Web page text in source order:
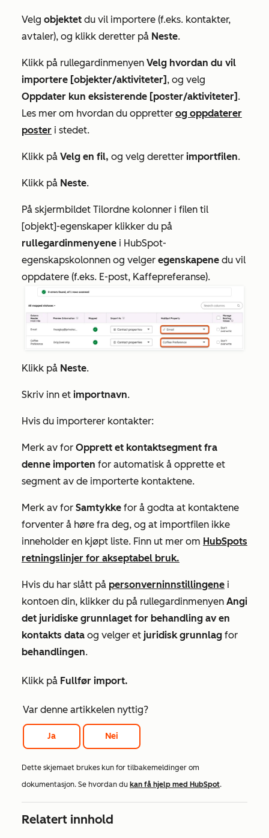
Velg objektet du vil importere (f.eks. kontakter,
avtaler), og klikk deretter på Neste.
Klikk på rullegardinmenyen Velg hvordan du vil
importere [objekter/aktiviteter] , og velg
Oppdater kun eksisterende [poster/aktiviteter] .
Les mer om hvordan du oppretter og oppdaterer
poster i stedet.
Klikk på Velg en fil, og velg deretter importfilen.
Klikk på Neste.
På skjermbildet Tilordne kolonner i filen til
[objekt]-egenskaper klikker du på
rullegardinmenyene i HubSpot-
egenskapskolonnen og velger egenskapene du vil
oppdatere (f.eks. E-post, Kaffepreferanse).
Klikk på Neste.
Skriv inn et importnavn.
Hvis du importerer kontakter:
Merk av for Opprett et kontaktsegment fra
denne importen for automatisk å opprette et
segment av de importerte kontaktene.
Merk av for Samtykke for å godta at kontaktene
forventer å høre fra deg, og at importfilen ikke
inneholder en kjøpt liste. Finn ut mer om HubSpots
retningslinjer for akseptabel bruk.
Hvis du har slått på personverninnstillingene i
kontoen din, klikker du på rullegardinmenyen Angi
det juridiske grunnlaget for behandling av en
kontakts data og velger et juridisk grunnlag for
behandlingen.
Klikk på Fullfør import.
Var denne artikkelen nyttig?
Ja Nei
Dette skjemaet brukes kun for tilbakemeldinger om
dokumentasjon. Se hvordan du kan få hjelp med HubSpot.
Relatert innhold